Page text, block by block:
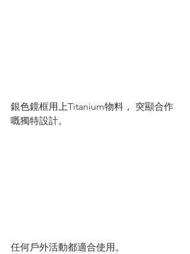
銀色鏡框用上Titanium物料， 突顯合作
嘅獨特設計。
任何戶外活動都適合使用。